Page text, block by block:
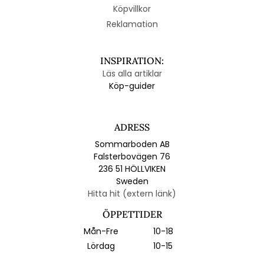
Köpvillkor
Reklamation
INSPIRATION:
Läs alla artiklar
Köp-guider
ADRESS
Sommarboden AB
Falsterbovägen 76
236 51 HÖLLVIKEN
Sweden
Hitta hit (extern länk)
ÖPPETTIDER
Mån-Fre
10-18
Lördag
10-15